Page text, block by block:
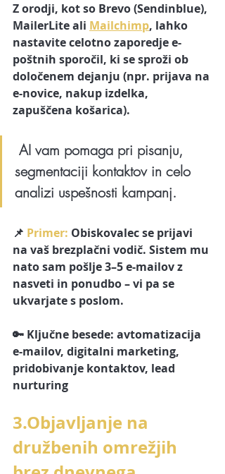
Z orodji, kot so Brevo (Sendinblue),
MailerLite ali Mailchimp, lahko
nastavite celotno zaporedje e-
poštnih sporočil, ki se sproži ob
določenem dejanju (npr. prijava na
e-novice, nakup izdelka,
zapuščena košarica).
segmentaciji kontaktov in celo
analizi uspešnosti kampanj.
📌 Primer: Obiskovalec se prijavi
na vaš brezplačni vodič. Sistem mu
nato sam pošlje 3–5 e-mailov z
nasveti in ponudbo – vi pa se
ukvarjate s poslom.
🔑 Ključne besede: avtomatizacija
e-mailov, digitalni marketing,
pridobivanje kontaktov, lead
nurturing
3.Objavljanje na
družbenih omrežjih